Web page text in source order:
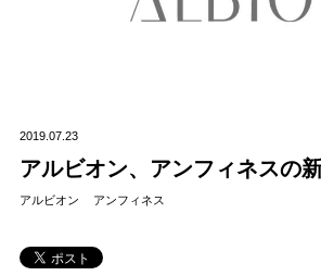
2019.07.23
アルビオン、アンフィネスの
アルビオン アンフィネス